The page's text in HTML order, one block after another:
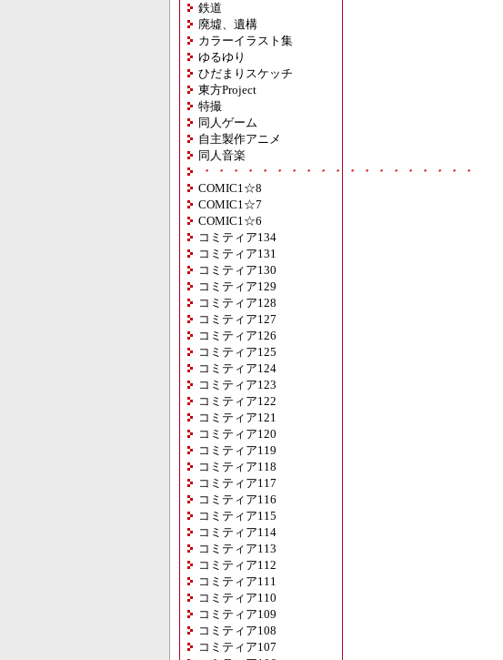
鉄道
廃墟、遺構
カラーイラスト集
ゆるゆり
ひだまりスケッチ
東方Project
特撮
同人ゲーム
自主製作アニメ
同人音楽
・・・・・・・・・・・・・・・・・・・
COMIC1☆8
COMIC1☆7
COMIC1☆6
コミティア134
コミティア131
コミティア130
コミティア129
コミティア128
コミティア127
コミティア126
コミティア125
コミティア124
コミティア123
コミティア122
コミティア121
コミティア120
コミティア119
コミティア118
コミティア117
コミティア116
コミティア115
コミティア114
コミティア113
コミティア112
コミティア111
コミティア110
コミティア109
コミティア108
コミティア107